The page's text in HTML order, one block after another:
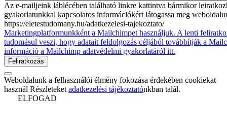
Az e-mailjeink láblécében található linkre kattintva bármikor
gyakorlatunkkal kapcsolatos információkért látogassa meg
https://eletestudomany.hu/adatkezelesi-tajekoztato/
Marketingplatformunkként a Mailchimpet használjuk. A lenti
tudomásul veszi, hogy adatait feldolgozás céljából továbbítják a
információ a Mailchimp adatvédelmi gyakorlatáról itt.
Weboldalunk a felhasználói élmény fokozása érdekében cookiekat
használ Részleteket adatkezelési tájékoztatónkban talál.
ELFOGAD